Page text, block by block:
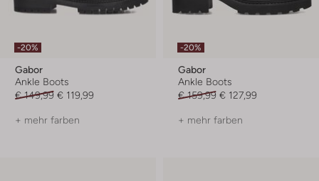
-20%
Gabor
Ankle Boots
€ 149,99 € 119,99
+ mehr farben
-20%
Gabor
Ankle Boots
€ 159,99 € 127,99
+ mehr farben